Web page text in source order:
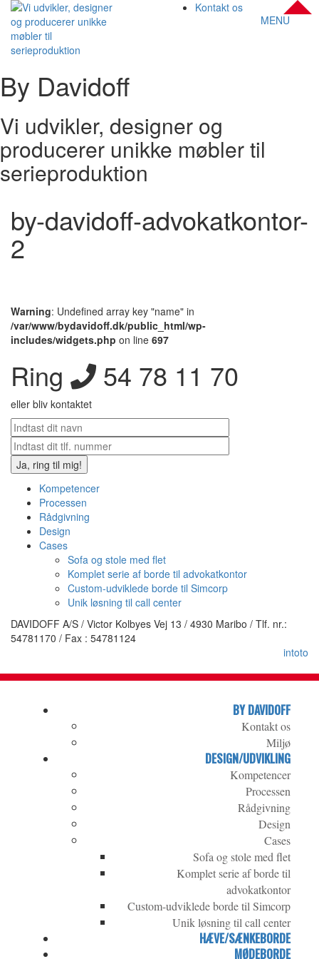
MENU
Kontakt os
By Davidoff
Vi udvikler, designer og
producerer unikke møbler til
serieproduktion
by-davidoff-advokatkontor-
2
Warning: Undefined array key "name" in
/var/www/bydavidoff.dk/public_html/wp-
includes/widgets.php on line 697
Ring 54 78 11 70
eller bliv kontaktet
Kompetencer
Processen
Rådgivning
Design
Cases
Sofa og stole med flet
Komplet serie af borde til advokatkontor
Custom-udviklede borde til Simcorp
Unik løsning til call center
DAVIDOFF A/S / Victor Kolbyes Vej 13 / 4930 Maribo / Tlf. nr.:
54781170 / Fax : 54781124
intoto
BY DAVIDOFF
Kontakt os
Miljø
DESIGN/UDVIKLING
Kompetencer
Processen
Rådgivning
Design
Cases
Sofa og stole med flet
Komplet serie af borde til
advokatkontor
Custom-udviklede borde til Simcorp
Unik løsning til call center
HÆVE/SÆNKEBORDE
MØDEBORDE